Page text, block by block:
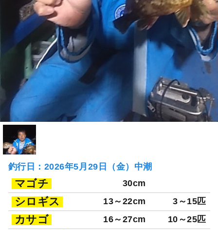
釣行日：2026年5月29日（金）中潮
マゴチ 30cm
シロギス 13～22cm 3～15匹
カサゴ 16～27cm 10～25匹